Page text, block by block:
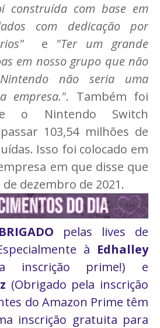
construída com base em
com dedicação por
e "Ter um grande
em nosso grupo que não
não seria uma
empresa.". Também foi
o Nintendo Switch
103,54 milhões de
Isso foi colocado em
em que disse que
dezembro de 2021.
pelas lives de
à Edhalley
inscrição prime!) e
(Obrigado pela inscrição
do Amazon Prime têm
inscrição gratuita para